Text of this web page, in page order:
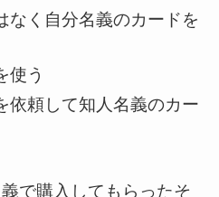
なく自分名義のカードを
使う
依頼して知人名義のカー
で購入してもらったそ